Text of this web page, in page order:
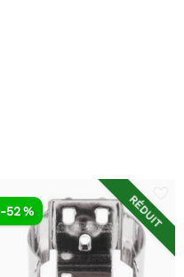
RÉDUIT
-52 %